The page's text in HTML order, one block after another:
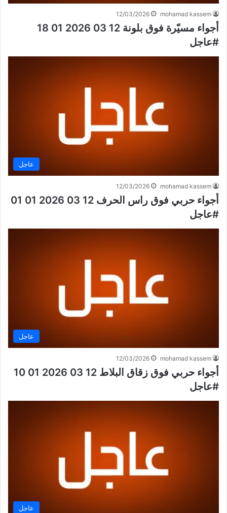
mohamad kassem
12/03/2026
أجواء مسيّرة فوق بلونة 12 03 2026 01 18
#عاجل
عاجل
mohamad kassem
12/03/2026
أجواء حربي فوق راس الحرف 12 03 2026 01 01
#عاجل
عاجل
mohamad kassem
12/03/2026
أجواء حربي فوق زقاق البلاط 12 03 2026 01 10
#عاجل
عاجل